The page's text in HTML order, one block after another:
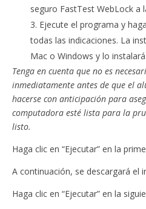
seguro FastTest WebLock a
Ejecute el programa y
todas las indicaciones. La
Mac o Windows y lo
Tenga en cuenta que no es
inmediatamente antes de que el
hacerse con anticipación para
computadora esté lista para la
listo.
Haga clic en “Ejecutar” en la
A continuación, se descargará el
Haga clic en “Ejecutar” en la